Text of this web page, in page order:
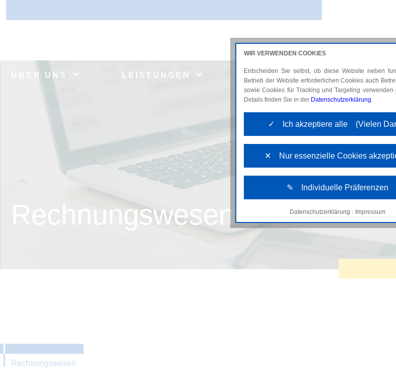
ÜBER UNS LEISTUNGEN AKTUELLES
Rechnungswesen
Rechnungswesen
WIR VERWENDEN COOKIES
Entscheiden Sie selbst, ob diese Website neben
Betrieb der Website erforderlichen Cookies auch
sowie Cookies für Tracking und Targeting verwenden
Details finden Sie in der Datenschutzerklärung.
✓ Ich akzeptiere alle (Vielen
✕ Nur essenzielle Cookies
✎ Individuelle Präferenzen
Notwendige Cookies
Datenschutzerklärung · Impressum